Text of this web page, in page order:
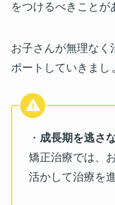
をつけるべきことが
お子さんが無理なく
ポートしていきまし
・ 成長期を逃さ
矯正治療では、
活かして治療を